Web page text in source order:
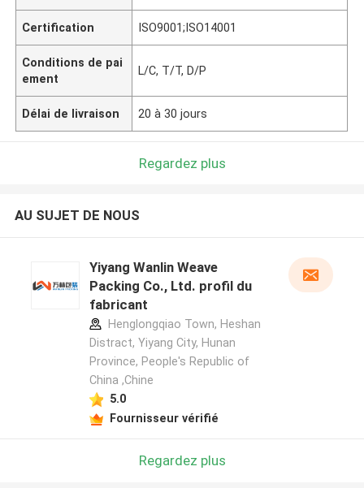
Certification ISO9001;ISO14001
Conditions de pai
ement
L/C, T/T, D/P
Délai de livraison 20 à 30 jours
Regardez plus
AU SUJET DE NOUS
Yiyang Wanlin Weave
Packing Co., Ltd. profil du
fabricant
Henglongqiao Town, Heshan
Distract, Yiyang City, Hunan
Province, People's Republic of
China ,Chine
5.0
Fournisseur vérifié
Regardez plus